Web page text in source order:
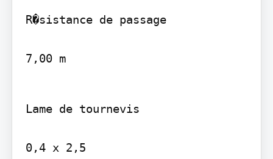
R�sistance de passage
7,00 m
Lame de tournevis
0,4 x 2,5